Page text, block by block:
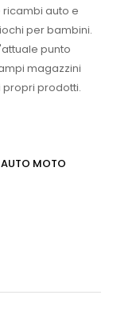
auto e
per bambini.
punto
magazzini
propri prodotti.
MOTO